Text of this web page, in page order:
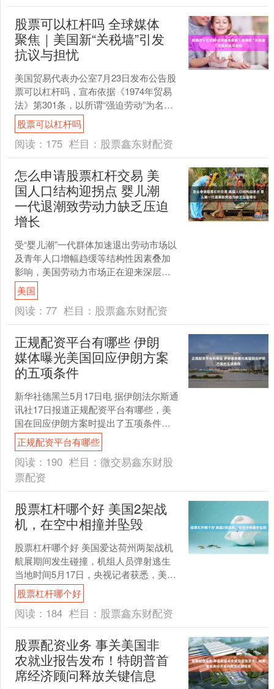
股票可以杠杆吗 全球媒体
聚焦｜美国新“关税墙”引发
抗议与担忧
美国贸易代表办公室7月23日发布公告股
票可以杠杆吗，宣布依据《1974年贸易
法》第301条，以所谓“强迫劳动”为名对
数十个国家和地区加征10%至12.5%的关
税....
股票可以杠杆吗
阅读： 175 栏目： 股票鑫东财配资
怎么申请股票杠杆交易 美
国人口结构迎拐点 婴儿潮
一代退潮致劳动力缺乏压迫
增长
受“婴儿潮”一代群体加速退出劳动市场以
及青年人口增幅趋缓等结构性因素叠加
影响，美国劳动力市场正在迎来深层次
的人口结构危机。权威人口统计学者分
析指出，未来十至十五....
美国
阅读： 77 栏目： 股票鑫东财配资
正规配资平台有哪些 伊朗
媒体曝光美国回应伊朗方案
的五项条件
新华社德黑兰5月17日电 据伊朗法尔斯通
讯社17日报道正规配资平台有哪些，美
国在回应伊朗方案时提出了五项条件，
包括不向伊朗支付战争赔偿、要求将400
公斤浓缩铀交....
正规配资平台有哪些
阅读： 190 栏目： 微交易鑫东财股
票配资
股票杠杆哪个好 美国2架战
机，在空中相撞并坠毁
股票杠杆哪个好 美国爱达荷州两架战机
航展期间发生碰撞，机组人员弹射逃生
当地时间5月17日，央视记者获悉，美国
爱达荷州的一处空军基地在航展期间发
生坠机事故后，目....
股票杠杆哪个好
阅读： 184 栏目： 股票鑫东财配资
股票配资业务 事关美国非
农就业报告发布！特朗普首
席经济顾问释放关键信息